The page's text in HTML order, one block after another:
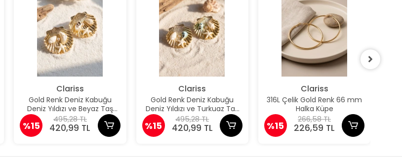
Clariss
Gold Renk Deniz Kabuğu
Deniz Yıldızı ve Beyaz Taş
Detaylı Küpe
%15
495,28 TL
420,99 TL
Clariss
Gold Renk Deniz Kabuğu
Deniz Yıldızı ve Turkuaz Taş
Detaylı Küpe
%15
495,28 TL
420,99 TL
Clariss
316L Çelik Gold Renk 66 mm
Halka Küpe
%15
266,58 TL
226,59 TL